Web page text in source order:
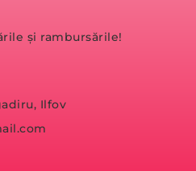
și rambursările!
Ilfov